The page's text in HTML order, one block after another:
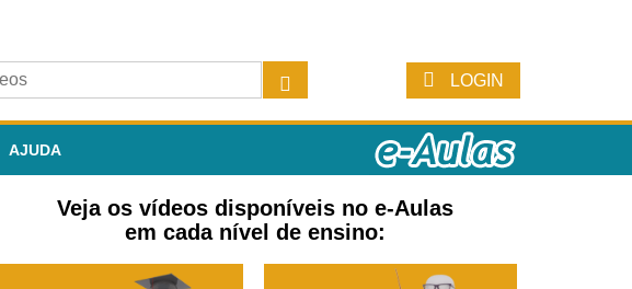
LOGIN
AJUDA
Veja os vídeos disponíveis no e-Aulas
em cada nível de ensino: